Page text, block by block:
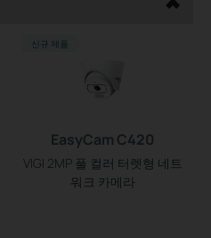
EasyCam C420
VIGI 2MP 풀 컬러 터렛형 네트
워크 카메라
신규 제품